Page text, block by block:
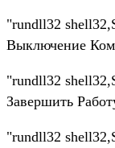
"rundll32
Выключение
"rundll32
Завершить
"rundll32